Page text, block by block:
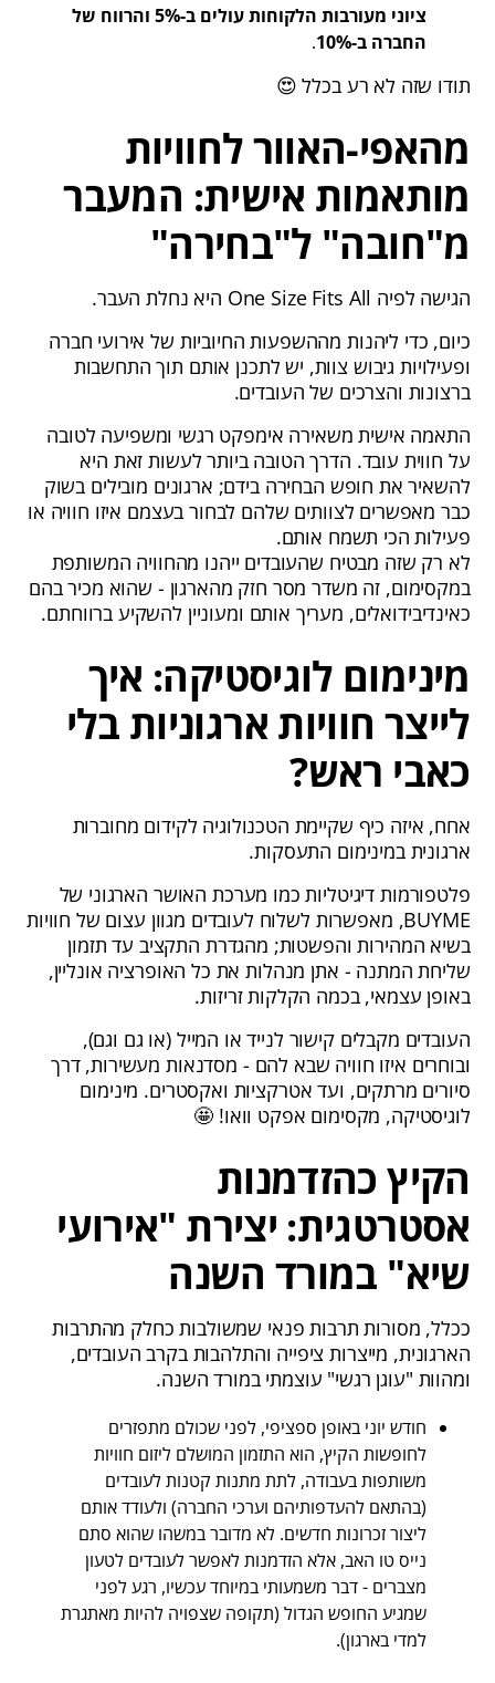
ציוני מעורבות הלקוחות עולים ב-5% והרווח של
החברה ב-10%
.
תודו שזה לא רע בכלל 😍
מהאפי-האוור לחוויות
מותאמות אישית: המעבר
מ"חובה" ל"בחירה"
הגישה לפיה One Size Fits All היא נחלת העבר.
כיום, כדי ליהנות מההשפעות החיוביות של אירועי חברה
ופעילויות גיבוש צוות, יש לתכנן אותם תוך התחשבות
ברצונות והצרכים של העובדים.
התאמה אישית משאירה אימפקט רגשי ומשפיעה לטובה
על חווית עובד. הדרך הטובה ביותר לעשות זאת היא
להשאיר את חופש הבחירה בידם; ארגונים מובילים בשוק
כבר מאפשרים לצוותים שלהם לבחור בעצמם איזו חוויה או
פעילות הכי תשמח אותם.
לא רק שזה מבטיח שהעובדים ייהנו מהחוויה המשותפת
במקסימום, זה משדר מסר חזק מהארגון - שהוא מכיר בהם
כאינדיבידואלים, מעריך אותם ומעוניין להשקיע ברווחתם.
מינימום לוגיסטיקה: איך
לייצר חוויות ארגוניות בלי
כאבי ראש?
אחח, איזה כיף שקיימת הטכנולוגיה לקידום מחוברות
ארגונית במינימום התעסקות.
פלטפורמות דיגיטליות כמו מערכת האושר הארגוני של
BUYME, מאפשרות לשלוח לעובדים מגוון עצום של חוויות
בשיא המהירות והפשטות; מהגדרת התקציב עד תזמון
שליחת המתנה - אתן מנהלות את כל האופרציה אונליין,
באופן עצמאי, בכמה הקלקות זריזות.
העובדים מקבלים קישור לנייד או המייל (או גם וגם),
ובוחרים איזו חוויה שבא להם - מסדנאות מעשירות, דרך
סיורים מרתקים, ועד אטרקציות ואקסטרים. מינימום
לוגיסטיקה, מקסימום אפקט וואו! 🤩
הקיץ כהזדמנות
אסטרטגית: יצירת "אירועי
שיא" במורד השנה
ככלל, מסורות תרבות פנאי שמשולבות כחלק מהתרבות
הארגונית, מייצרות ציפייה והתלהבות בקרב העובדים,
ומהוות "עוגן רגשי" עוצמתי במורד השנה.
חודש יוני באופן ספציפי, לפני שכולם מתפזרים
לחופשות הקיץ, הוא התזמון המושלם ליזום חוויות
משותפות בעבודה, לתת מתנות קטנות לעובדים
(בהתאם להעדפותיהם וערכי החברה) ולעודד אותם
ליצור זכרונות חדשים. לא מדובר במשהו שהוא סתם
נייס טו האב, אלא הזדמנות לאפשר לעובדים לטעון
מצברים - דבר משמעותי במיוחד עכשיו, רגע לפני
שמגיע החופש הגדול (תקופה שצפויה להיות מאתגרת
למדי בארגון).